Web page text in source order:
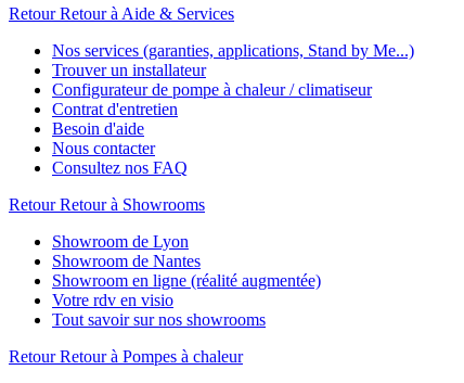
Retour Retour à Aide & Services
Nos services (garanties, applications, Stand by Me...)
Trouver un installateur
Configurateur de pompe à chaleur / climatiseur
Contrat d'entretien
Besoin d'aide
Nous contacter
Consultez nos FAQ
Retour Retour à Showrooms
Showroom de Lyon
Showroom de Nantes
Showroom en ligne (réalité augmentée)
Votre rdv en visio
Tout savoir sur nos showrooms
Retour Retour à Pompes à chaleur